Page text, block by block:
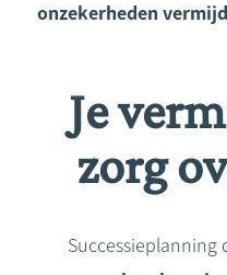
onzekerheden
Je
zorg
Successieplanning